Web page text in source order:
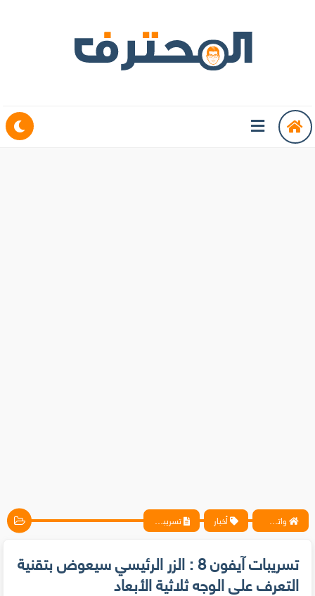
واتس آب ، فيسبوك ، أنترنت ، شروحات تقنية حصرية - المحترف أخبار تسريبات آيفون 8 : الزر الرئيسي سيعوض بتقنية التعرف على الوجه ثلاثية الأبعاد
تسريبات آيفون 8 : الزر الرئيسي سيعوض بتقنية
التعرف على الوجه ثلاثية الأبعاد